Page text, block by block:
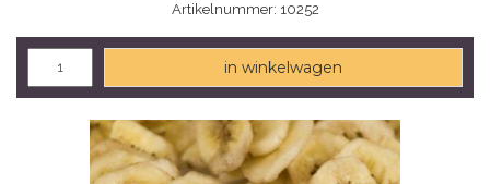
Artikelnummer: 10252
in winkelwagen